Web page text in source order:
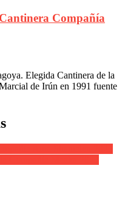
Compañía
Elegida Cantinera de la
de Irún en 1991 fuente